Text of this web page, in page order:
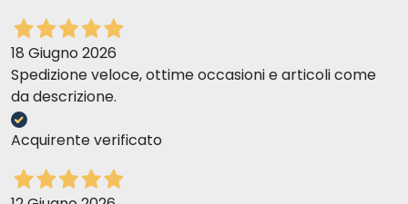
18 Giugno 2026
Spedizione veloce, ottime occasioni e articoli come
da descrizione.
Acquirente verificato